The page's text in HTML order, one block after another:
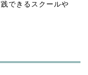
できるスクールや